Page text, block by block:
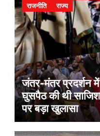
राजनीति
राज्य
जंतर-मंतर प्रदर्शन
घुसपैठ की थी
पर बड़ा खुलासा